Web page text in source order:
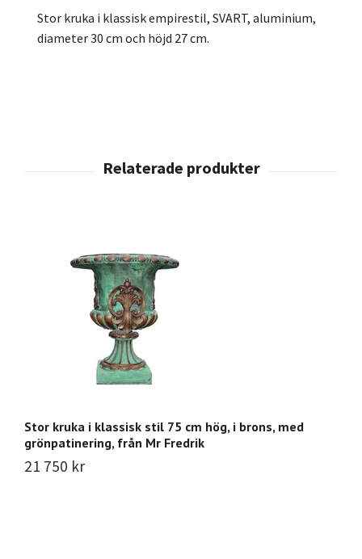
Stor kruka i klassisk empirestil, SVART, aluminium,
diameter 30 cm och höjd 27 cm.
Stor kruka i klassisk stil 75 cm hög, i brons, med
grönpatinering, från Mr Fredrik
21 750 kr